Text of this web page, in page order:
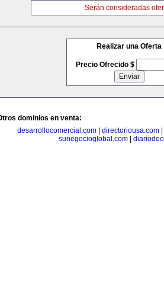
Serán consideradas
Realizar una Oferta
Precio Ofrecido $
dominios en venta:
desarrollocomercial.com
directoriousa.com
sunegocioglobal.com|